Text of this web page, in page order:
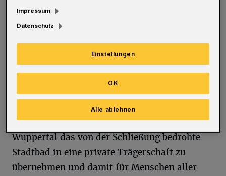
köstliche Tropfen genießen", empfehlen die
Veranstalter.
Das Ziel ist, möglichst viel Geld für Betrieb
(BaRon BetriebsUG) und Erhalt des
Bandwirker-Bades zu erwirtschaften!
Aus den Reihen des Ronsdorfer Heimat- und
Bürgervereins kam 2011 die Idee, von der Stadt
Wuppertal das von der Schließung bedrohte
Stadtbad in eine private Trägerschaft zu
übernehmen und damit für Menschen aller
Impressum
Datenschutz
Einstellungen
Alle ablehnen
OK